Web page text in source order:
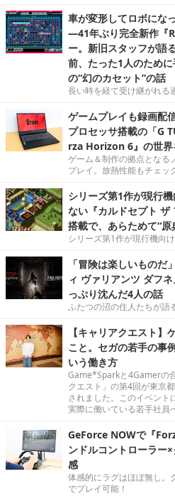
車が変形してロボにな
―41年ぶり完全新作『
ー。新旧スタッフが語
前、たった1人のため
の“幻のカセット”の話
長い時を経て受け継がれる
ゲームプレイも録画配
プロセッサ搭載の「G
rza Horizon 6』の世界
ゲーム＆制作の拠点となる
プレイ。放熱性能もチェッ
シリーズ第1作が現行
ない『カルドセプト ザ
搭載で、あらためて“
シリーズ第1作が現行機向
「冒険は楽しいものだ
ィ ヴァリアンツ ダフ
っぷり沈んだ4人の話
ふたつの沼の住人たちが語
【キャリアクエスト】
こと。セガの若手の事
いう働き方
Game*Sparkと4Gamerの
クエスト」の第4回が東京
されました。このイベント
実際に働いている若手社員
GeForce NOWで『
ンドルコントローラー
感
体感的にラグはほぼ無し。
でプレイ可能！